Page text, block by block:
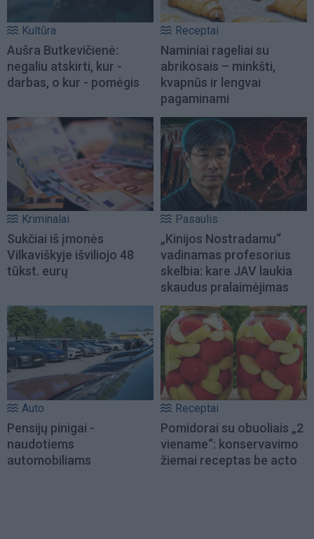
Kultūra
Aušra Butkevičienė:
negaliu atskirti, kur -
darbas, o kur - pomėgis
Receptai
Naminiai rageliai su
abrikosais – minkšti,
kvapnūs ir lengvai
pagaminami
Kriminalai
Sukčiai iš įmonės
Vilkaviškyje išviliojo 48
tūkst. eurų
Pasaulis
„Kinijos Nostradamu“
vadinamas profesorius
skelbia: kare JAV laukia
skaudus pralaimėjimas
Auto
Pensijų pinigai -
naudotiems
automobiliams
Receptai
Pomidorai su obuoliais „2
viename“: konservavimo
žiemai receptas be acto